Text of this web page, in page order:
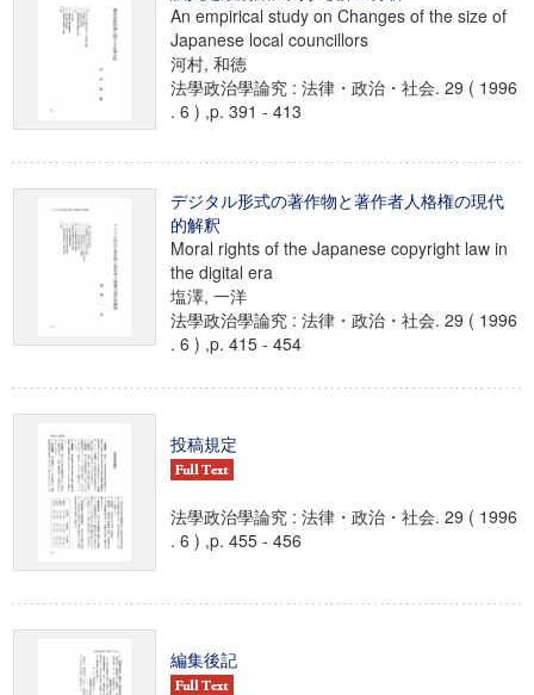
An empirical study on Changes of the size of
Japanese local councillors
河村, 和徳
法學政治學論究 : 法律・政治・社会. 29 ( 1996
. 6 ) ,p. 391 - 413
デジタル形式の著作物と著作者人格権の現代
的解釈
Moral rights of the Japanese copyright law in
the digital era
塩澤, 一洋
法學政治學論究 : 法律・政治・社会. 29 ( 1996
. 6 ) ,p. 415 - 454
投稿規定
法學政治學論究 : 法律・政治・社会. 29 ( 1996
. 6 ) ,p. 455 - 456
編集後記